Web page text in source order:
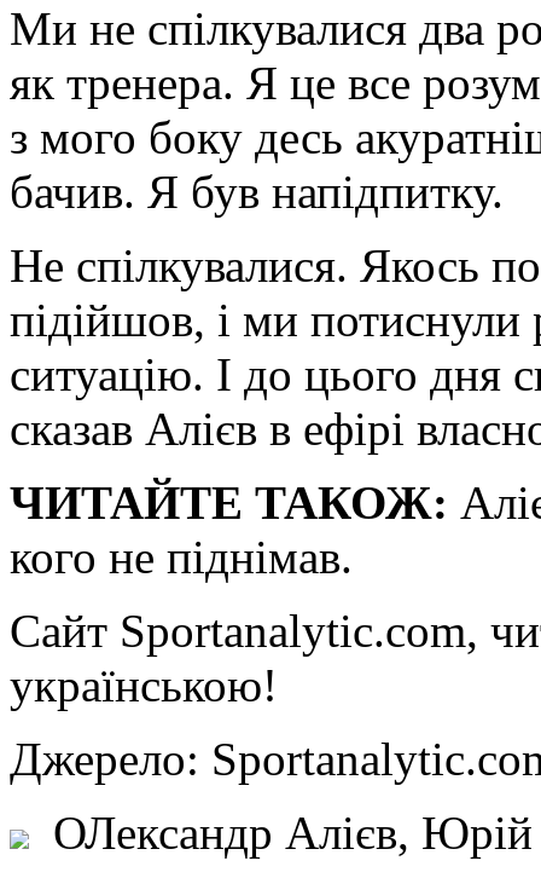
Ми не спілкувалися два
як тренера. Я це все
з мого боку десь
бачив. Я був напідпитку.
Не спілкувалися. Якось
підійшов, і ми
ситуацію. І до цього дня
сказав Алієв в ефірі
ЧИТАЙТЕ ТАКОЖ:
кого не піднімав.
Сайт Sportanalytic.com,
українською!
Джерело:
ОЛександр Алієв,